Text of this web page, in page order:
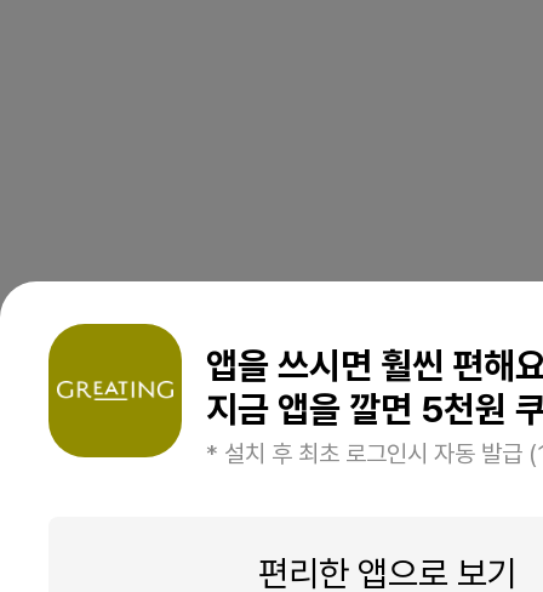
앱을 쓰시면 훨씬 편해
지금 앱을 깔면 5천원
* 설치 후 최초 로그인시 자동 발급
편리한 앱으로 보기